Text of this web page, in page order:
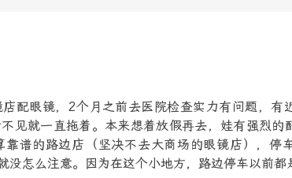
配眼镜，2个月之前去医院检查实力有问题，有
见就一直拖着。本来想着放假再去，娃有强烈的
谱的路边店（坚决不去大商场的眼镜店），停
没怎么注意。因为在这个小地方，路边停车以前